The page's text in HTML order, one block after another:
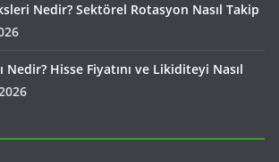
Nedir? Sektörel Rotasyon Nasıl Takip
Nedir? Hisse Fiyatını ve Likiditeyi Nasıl